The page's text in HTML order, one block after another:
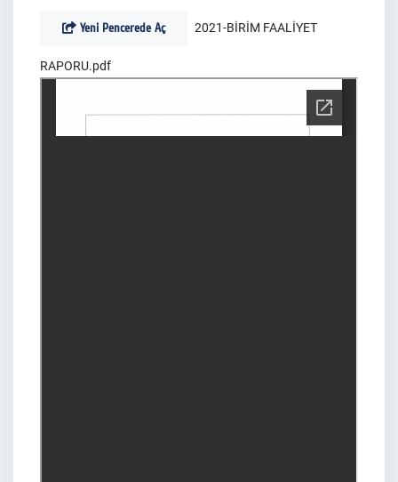
Yeni Pencerede Aç 2021-BİRİM FAALİYET
RAPORU.pdf